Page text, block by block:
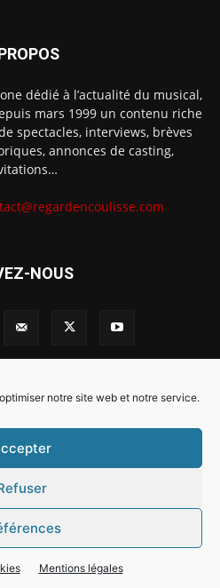
notre site web et notre service.
Mentions légales
dédié à l’actualité du musical,
mars 1999 un contenu riche
spectacles, interviews, brèves
annonces de casting,
NOUS
Mentions légales